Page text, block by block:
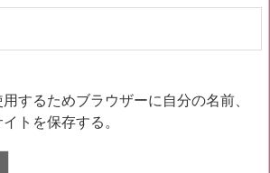
するためブラウザーに自分の名前、
トを保存する。